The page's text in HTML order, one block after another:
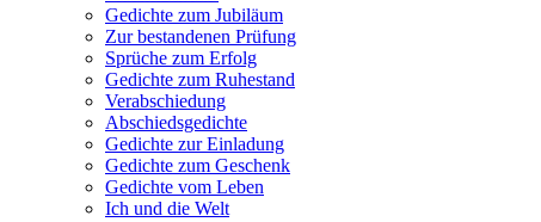
Gedichte zum Jubiläum
Zur bestandenen Prüfung
Sprüche zum Erfolg
Gedichte zum Ruhestand
Verabschiedung
Abschiedsgedichte
Gedichte zur Einladung
Gedichte zum Geschenk
Gedichte vom Leben
Ich und die Welt